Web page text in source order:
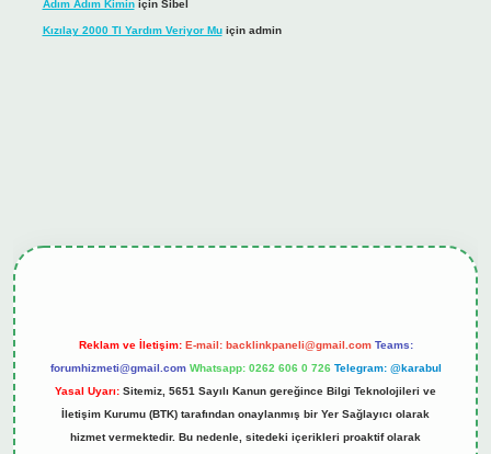
Adım Adım Kiminiçin Sibel
Kızılay 2000 Tl Yardım Veriyor Muiçin admin
Reklam ve İletişim: E-mail: backlinkpaneli@gmail.com Teams:
forumhizmeti@gmail.com Whatsapp: 0262 606 0 726 Telegram: @karabul
Yasal Uyarı: Sitemiz, 5651 Sayılı Kanun gereğince Bilgi Teknolojileri ve
İletişim Kurumu (BTK) tarafından onaylanmış bir Yer Sağlayıcı olarak
hizmet vermektedir. Bu nedenle, sitedeki içerikleri proaktif olarak